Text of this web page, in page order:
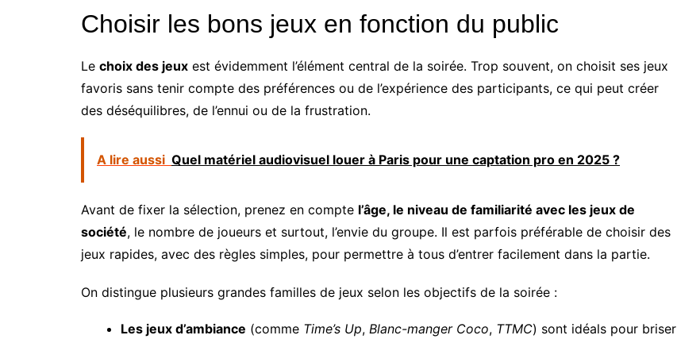
Choisir les bons jeux en fonction du public
Le choix des jeux est évidemment l’élément central de la soirée. Trop souvent, on choisit ses jeux
favoris sans tenir compte des préférences ou de l’expérience des participants, ce qui peut créer
des déséquilibres, de l’ennui ou de la frustration.
A lire aussi Quel matériel audiovisuel louer à Paris pour une captation pro en 2025 ?
Avant de fixer la sélection, prenez en compte l’âge, le niveau de familiarité avec les jeux de
société, le nombre de joueurs et surtout, l’envie du groupe. Il est parfois préférable de choisir des
jeux rapides, avec des règles simples, pour permettre à tous d’entrer facilement dans la partie.
On distingue plusieurs grandes familles de jeux selon les objectifs de la soirée :
Les jeux d’ambiance (comme Time’s Up, Blanc-manger Coco, TTMC) sont idéals pour briser